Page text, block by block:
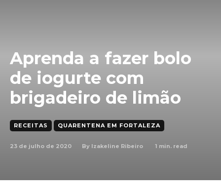
Aprenda a fazer bolo
de iogurte com
brigadeiro de limão
RECEITAS QUARENTENA EM FORTALEZA
23 de julho de 2020 By Izakeline Ribeiro 1 min. read